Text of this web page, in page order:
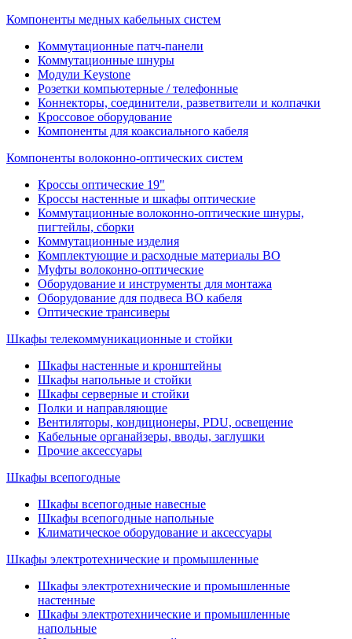
Компоненты медных кабельных систем
Коммутационные патч-панели
Коммутационные шнуры
Модули Keystone
Розетки компьютерные / телефонные
Коннекторы, соединители, разветвители и колпачки
Кроссовое оборудование
Компоненты для коаксиального кабеля
Компоненты волоконно-оптических систем
Кроссы оптические 19"
Кроссы настенные и шкафы оптические
Коммутационные волоконно-оптические шнуры,
пигтейлы, сборки
Коммутационные изделия
Комплектующие и расходные материалы ВО
Муфты волоконно-оптические
Оборудование и инструменты для монтажа
Оборудование для подвеса ВО кабеля
Оптические трансиверы
Шкафы телекоммуникационные и стойки
Шкафы настенные и кронштейны
Шкафы напольные и стойки
Шкафы серверные и стойки
Полки и направляющие
Вентиляторы, кондиционеры, PDU, освещение
Кабельные органайзеры, вводы, заглушки
Прочие аксеcсуары
Шкафы всепогодные
Шкафы всепогодные навесные
Шкафы всепогодные напольные
Климатическое оборудование и аксессуары
Шкафы электротехнические и промышленные
Шкафы электротехнические и промышленные
настенные
Шкафы электротехнические и промышленные
напольные